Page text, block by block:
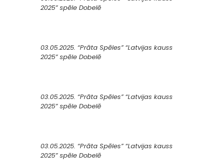
2025” spēle Dobelē
03.05.2025. “Prāta Spēles” “Latvijas kauss
2025” spēle Dobelē
03.05.2025. “Prāta Spēles” “Latvijas kauss
2025” spēle Dobelē
03.05.2025. “Prāta Spēles” “Latvijas kauss
2025” spēle Dobelē